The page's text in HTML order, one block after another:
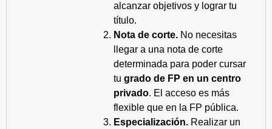
alcanzar objetivos y lograr tu
título.
Nota de corte. No necesitas
llegar a una nota de corte
determinada para poder cursar
tu grado de FP en un centro
privado. El acceso es más
flexible que en la FP pública.
Especialización. Realizar un